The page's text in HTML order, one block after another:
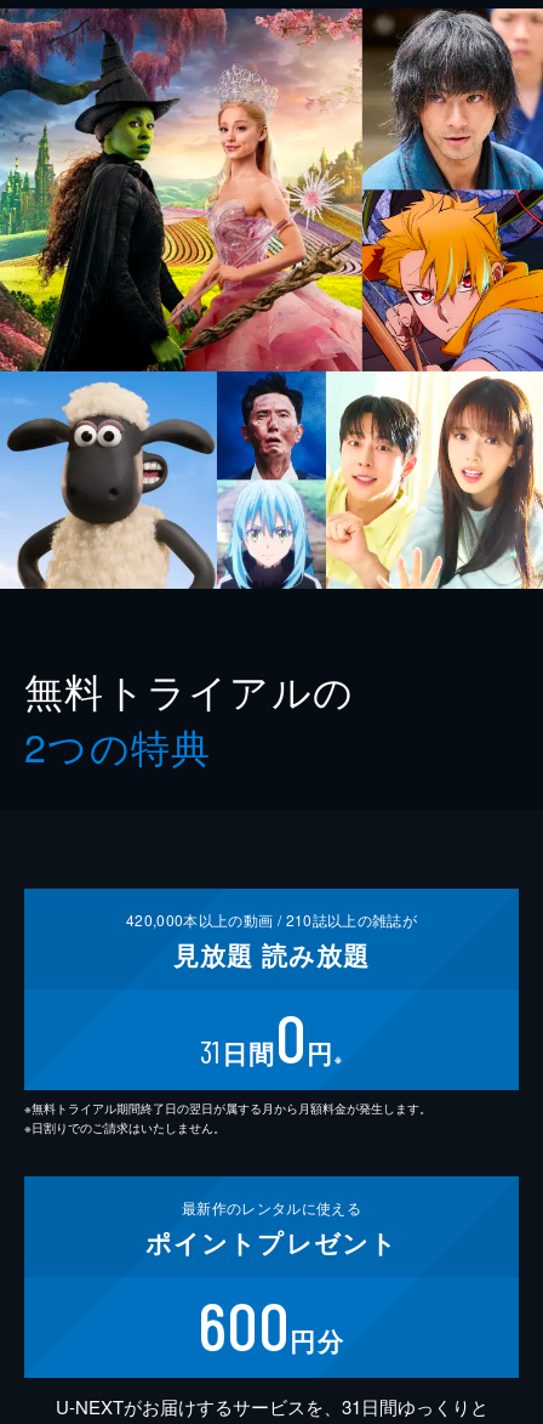
無料トライアルの
2つの特典
420,000本以上の動画 /210誌以上の雑誌が
見放題 読み放題
31 日間0円 ※
※無料トライアル期間終了日の翌日が属する月から月額料金が発生します。
※日割りでのご請求はいたしません。
最新作のレンタルに使える
ポイント プレゼント
600円分
U-NEXTがお届けするサービスを、31日間ゆっくりと